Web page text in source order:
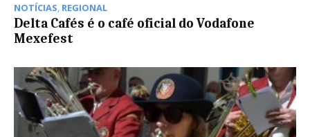
NOTÍCIAS, REGIONAL
Delta Cafés é o café oficial do Vodafone
Mexefest